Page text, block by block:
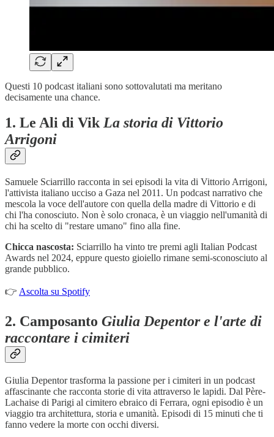
Questi 10 podcast italiani sono sottovalutati ma meritano
decisamente una chance.
1. Le Ali di Vik La storia di Vittorio
Arrigoni
Samuele Sciarrillo racconta in sei episodi la vita di Vittorio Arrigoni,
l'attivista italiano ucciso a Gaza nel 2011. Un podcast narrativo che
mescola la voce dell'autore con quella della madre di Vittorio e di
chi l'ha conosciuto. Non è solo cronaca, è un viaggio nell'umanità di
chi ha scelto di "restare umano" fino alla fine.
Chicca nascosta: Sciarrillo ha vinto tre premi agli Italian Podcast
Awards nel 2024, eppure questo gioiello rimane semi-sconosciuto al
grande pubblico.
👉 Ascolta su Spotify
2. Camposanto Giulia Depentor e l'arte di
raccontare i cimiteri
Giulia Depentor trasforma la passione per i cimiteri in un podcast
affascinante che racconta storie di vita attraverso le lapidi. Dal Père-
Lachaise di Parigi al cimitero ebraico di Ferrara, ogni episodio è un
viaggio tra architettura, storia e umanità. Episodi di 15 minuti che ti
fanno vedere la morte con occhi diversi.